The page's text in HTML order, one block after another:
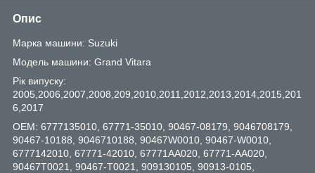
Опис
Марка машини: Suzuki
Модель машини: Grand Vitara
Рік випуску:
2005,2006,2007,2008,209,2010,2011,2012,2013,2014,2015,201
6,2017
OEM: 6777135010, 67771-35010, 90467-08179, 9046708179,
90467-10188, 9046710188, 90467W0010, 90467-W0010,
6777142010, 67771-42010, 67771AA020, 67771-AA020,
90467T0021, 90467-T0021, 909130105, 90913-0105,